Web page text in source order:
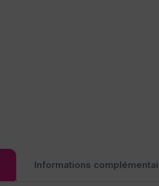
Informations